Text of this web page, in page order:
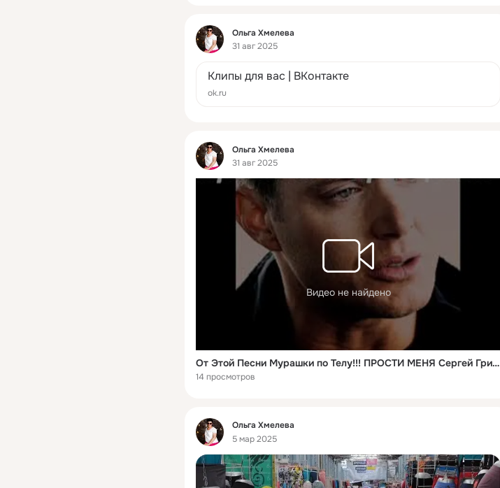
Фид
Ольга Хмелева
31 авг 2025
Клипы для вас | ВКонтакте
ok.ru
Фид
Ольга Хмелева
31 авг 2025
Видео не найдено
От Этой Песни Мурашки по Телу!!! ПРОСТИ МЕНЯ Сергей Грищук
14 просмотров
Фид
Ольга Хмелева
5 мар 2025